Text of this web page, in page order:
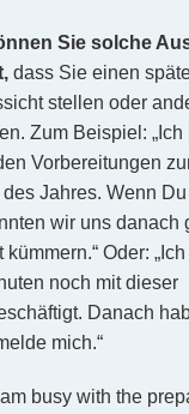
Sie solche
dass Sie einen
stellen oder
Zum Beispiel: „Ich
Vorbereitungen
Jahres. Wenn
wir uns danach
Oder:
noch mit dieser
Danach
mich.“
busy with the